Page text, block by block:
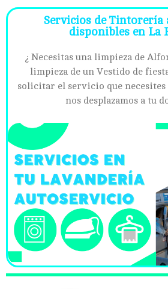
Servicios de Tintorería
disponibles en La
¿ Necesitas una limpieza de
limpieza de un Vestido de
solicitar el servicio que necesites
nos desplazamos a tu